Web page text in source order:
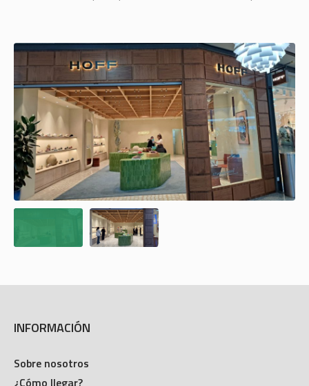
INFORMACIÓN
Sobre nosotros
¿Cómo llegar?